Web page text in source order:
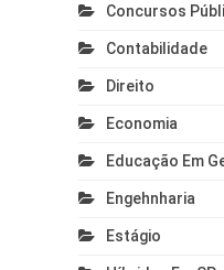
Concursos
Contabilidade
Direito
Economia
Educação Em
Engehnharia
Estágio